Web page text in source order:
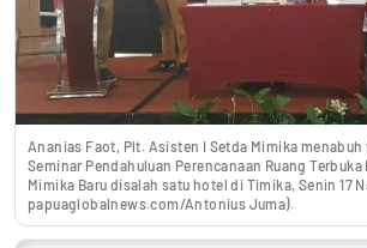
Ananias Faot, Plt. Asisten I Setda Mimika menabuh
Seminar Pendahuluan Perencanaan Ruang Terbuka
Mimika Baru disalah satu hotel di Timika, Senin 17
papuaglobalnews.com/Antonius Juma).